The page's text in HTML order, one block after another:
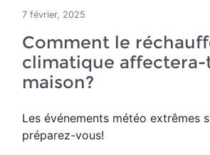
7 février, 2025
Comment le
climatique
maison?
Les événements météo extrêmes
préparez-vous!